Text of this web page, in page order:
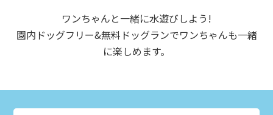
ワンちゃんと一緒に水遊びしよう!
園内ドッグフリー&無料ドッグランでワンちゃんも一緒
に楽しめます。